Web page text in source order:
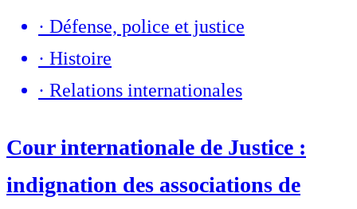
· Défense, police et justice
· Histoire
· Relations internationales
Cour internationale de Justice :
indignation des associations de